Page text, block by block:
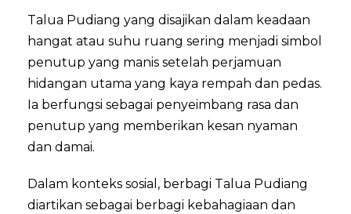
Talua Pudiang yang disajikan dalam keadaan
hangat atau suhu ruang sering menjadi simbol
penutup yang manis setelah perjamuan
hidangan utama yang kaya rempah dan pedas.
Ia berfungsi sebagai penyeimbang rasa dan
penutup yang memberikan kesan nyaman
dan damai.
Dalam konteks sosial, berbagi Talua Pudiang
diartikan sebagai berbagi kebahagiaan dan